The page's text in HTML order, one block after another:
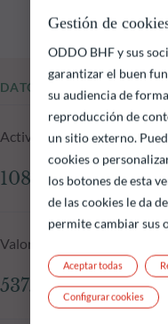
DATOS FUNDAMENTALES
Activos gestionados del
108.19 M €
Valor liquidativo a
537.77 €
Gestión de
ODDO BHF y sus
garantizar el buen
su audiencia de
reproducción de
un sitio externo.
cookies o
los botones de esta
de las cookies le da
permite cambiar sus
Aceptar todas
Configurar cookies